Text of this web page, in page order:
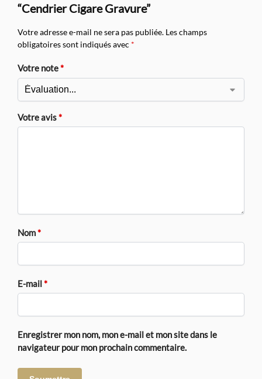
“Cendrier Cigare Gravure”
Votre adresse e-mail ne sera pas publiée. Les champs
obligatoires sont indiqués avec *
Votre note*
Votre avis*
Nom*
E-mail*
Enregistrer mon nom, mon e-mail et mon site dans le
navigateur pour mon prochain commentaire.